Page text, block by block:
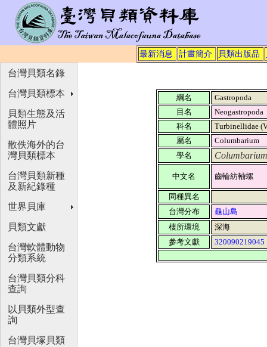
最新消息 計畫簡介 貝類出版品
綱名
Gastropoda
目名
Neogastropoda
科名
Turbinellidae
屬名
Columbarium
學名
中文名 齒輪紡軸螺
同種異名
台灣分布
龜山島
棲所環境
深海
參考文獻
320090219045
台灣貝類名錄
台灣貝類標本
貝類生態及活
體照片
散佚海外的台
灣貝類標本
台灣貝類新種
及新紀錄種
世界貝庫
貝類文獻
台灣軟體動物
分類系統
台灣貝類分科
查詢
以貝類外型查
詢
台灣貝塚貝類